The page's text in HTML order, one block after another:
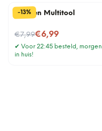
-13%
Kruiden Multitool
€7,99
Nu voor€6,99
✔ Voor 22:45 besteld, morgen
in huis!